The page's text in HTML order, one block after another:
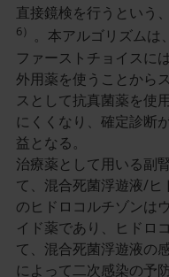
直接鏡検を行うという
6） 。本アルゴリズムは
ファーストチョイスに
外用薬を使うことから
スとして抗真菌薬を使
にくくなり、確定診断
益となる。
治療薬として用いる副
て、混合死菌浮遊液/ヒ
のヒドロコルチゾンは
イド薬であり、ヒドロ
て、混合死菌浮遊液の
によって二次感染の予